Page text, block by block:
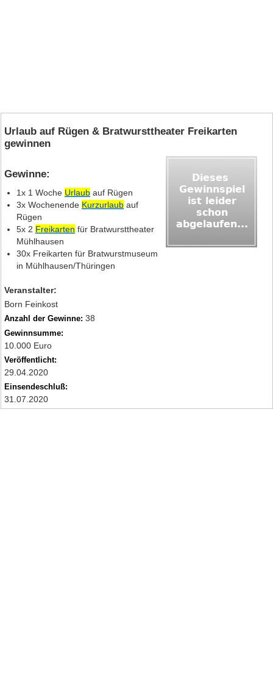
Urlaub auf Rügen & Bratwursttheater Freikarten
gewinnen
Gewinne:
1x 1 Woche Urlaub auf Rügen
3x Wochenende Kurzurlaub auf
Rügen
5x 2 Freikarten für Bratwursttheater
Mühlhausen
30x Freikarten für Bratwurstmuseum
in Mühlhausen/Thüringen
Veranstalter:
Born Feinkost
Anzahl der Gewinne: 38
Gewinnsumme:
10.000 Euro
Veröffentlicht:
29.04.2020
Einsendeschluß:
31.07.2020